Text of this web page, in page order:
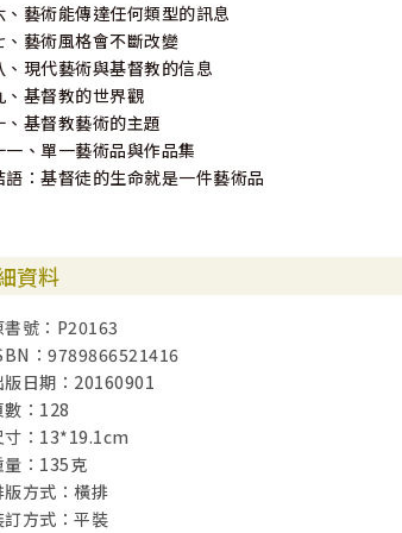
、藝術能傳達任何類型的訊息
、藝術風格會不斷改變
、現代藝術與基督教的信息
、基督教的世界觀
、基督教藝術的主題
一、單一藝術品與作品集
語：基督徒的生命就是一件藝術品
資料
書號：P20163
：9789866521416
版日期：20160901
數：128
寸：13*19.1cm
量：135克
版方式：橫排
訂方式：平裝